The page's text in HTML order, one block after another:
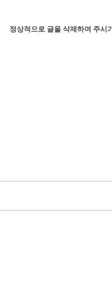
정상적으로 글을 삭제하여 주시